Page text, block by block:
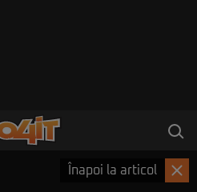
Înapoi la articol